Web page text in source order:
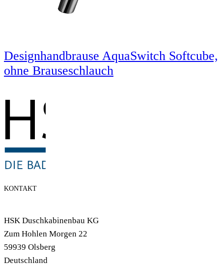
Designhandbrause AquaSwitch Softcube,
ohne Brauseschlauch
KONTAKT
HSK Duschkabinenbau KG
Zum Hohlen Morgen 22
59939 Olsberg
Deutschland